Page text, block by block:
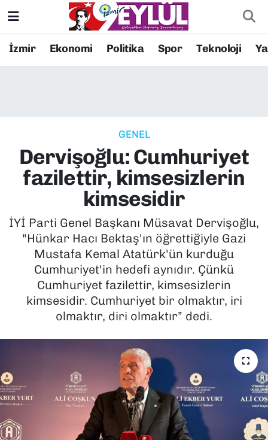
İzmir Ekonomi Politika Spor Teknoloji
GENEL
Dervişoğlu: Cumhuriyet
fazilettir, kimsesizlerin
kimsesidir
İYİ Parti Genel Başkanı Müsavat Dervişoğlu,
"Hünkar Hacı Bektaş'ın öğrettiğiyle Gazi
Mustafa Kemal Atatürk'ün kurduğu
Cumhuriyet'in hedefi aynıdır. Çünkü
Cumhuriyet fazilettir, kimsesizlerin
kimsesidir. Cumhuriyet bir olmaktır, iri
olmaktır, diri olmaktır” dedi.
Resmi İlanlar
EKONOMİ
KÜLTÜR SANAT
MAGAZİN
POLİTİKA
SAĞLIK
SPOR
YAŞAM
YEREL YÖNETİMLER
Konak Nöbetçi Eczaneler
Süper Lig Puan Durumu ve Fikstür
Tüm Manşetler
Son Dakika Haberleri
Haber Arşivi